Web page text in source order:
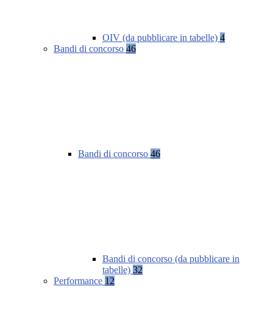
OIV (da pubblicare in tabelle) 4
Bandi di concorso 46
Bandi di concorso 46
Bandi di concorso (da pubblicare in
tabelle) 32
Performance 12